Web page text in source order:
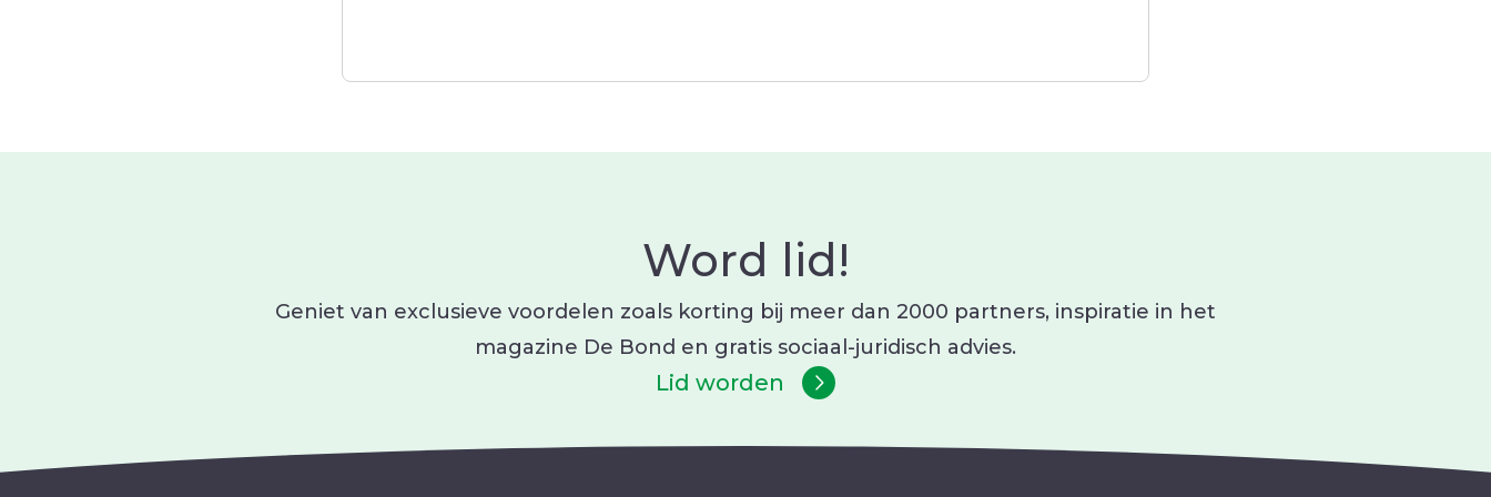
Word lid!
Geniet van exclusieve voordelen zoals korting bij meer dan 2000 partners, inspiratie in het
magazine De Bond en gratis sociaal-juridisch advies.
Lid worden